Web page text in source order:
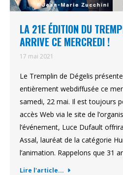
LA 21E ÉDITION DU
ARRIVE CE MERCREDI !
17 mai 2021
Le Tremplin de Dégelis
entièrement webdiffusée ce
samedi, 22 mai. Il est toujours
accès Web via le site de
l’événement, Luce Dufault
Assal, lauréat de la catégorie
l’animation. Rappelons que 31
Lire l'article...